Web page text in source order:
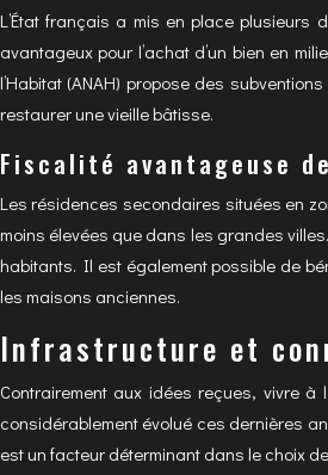
L’État français a mis en place plusieurs
avantageux pour l’achat d’un bien en
l’Habitat (ANAH) propose des
restaurer une vieille bâtisse.
Fiscalité avantageuse
Les résidences secondaires situées en
moins élevées que dans les grandes
habitants. Il est également possible de
les maisons anciennes.
Infrastructure et
Contrairement aux idées reçues, vivre
considérablement évolué ces dernières
est un facteur déterminant dans le choix